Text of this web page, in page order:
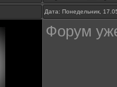
Дата: Понедельник,
Форум